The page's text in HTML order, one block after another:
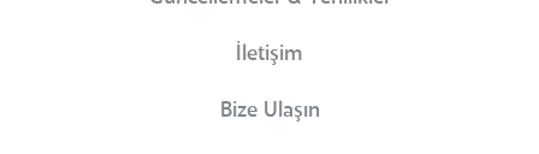
İletişim
Bize Ulaşın